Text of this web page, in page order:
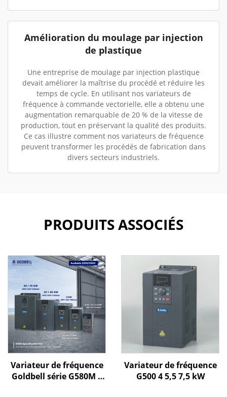
Amélioration du moulage par injection
de plastique
Une entreprise de moulage par injection plastique
devait améliorer la maîtrise du procédé et réduire les
temps de cycle. En utilisant nos variateurs de
fréquence à commande vectorielle, elle a obtenu une
augmentation remarquable de 20 % de la vitesse de
production, tout en préservant la qualité des produits.
Ce cas illustre comment nos variateurs de fréquence
peuvent transformer les procédés de fabrication dans
divers secteurs industriels.
PRODUITS ASSOCIÉS
Variateur de fréquence
Goldbell série G580M |
Variateur de fréquence
G500 4 5,5 7,5 kW